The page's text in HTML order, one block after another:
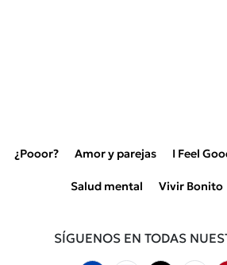
¿Pooor? Amor y parejas I Feel
Salud mental Vivir Bonito
SÍGUENOS EN TODAS